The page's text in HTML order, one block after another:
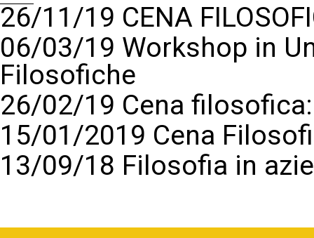
26/11/19 CENA
06/03/19 Workshop in
Filosofiche
26/02/19 Cena filosofica:
15/01/2019 Cena
13/09/18 Filosofia in